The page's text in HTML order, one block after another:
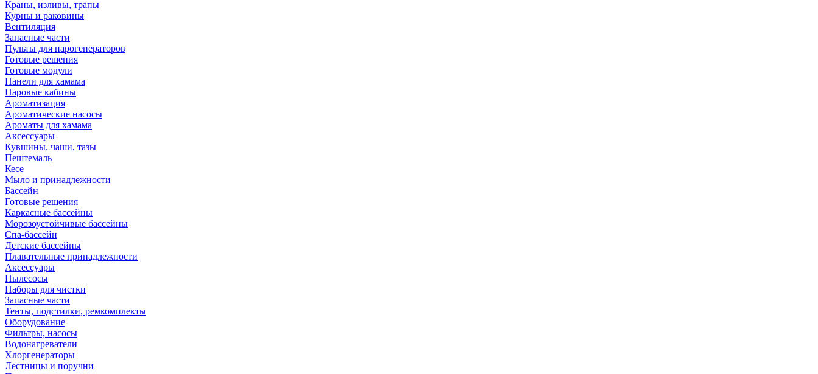
Краны, изливы, трапы
Курны и раковины
Вентиляция
Запасные части
Пульты для парогенераторов
Готовые решения
Готовые модули
Панели для хамама
Паровые кабины
Ароматизация
Ароматические насосы
Ароматы для хамама
Аксессуары
Кувшины, чаши, тазы
Пештемаль
Кесе
Мыло и принадлежности
Бассейн
Готовые решения
Каркасные бассейны
Морозоустойчивые бассейны
Спа-бассейн
Детские бассейны
Плавательные принадлежности
Аксессуары
Пылесосы
Наборы для чистки
Запасные части
Тенты, подстилки, ремкомплекты
Оборудование
Фильтры, насосы
Водонагреватели
Хлоргенераторы
Лестницы и поручни